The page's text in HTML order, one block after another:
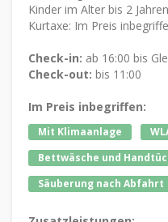
Kinder im Alter bis 2
Kurtaxe: Im Preis
Check-in: ab 16:00 bis
Check-out: bis 11:00
Im Preis inbegriffen:
Mit Klimaanlage
Bettwäsche und
Säuberung nach Abfahrt